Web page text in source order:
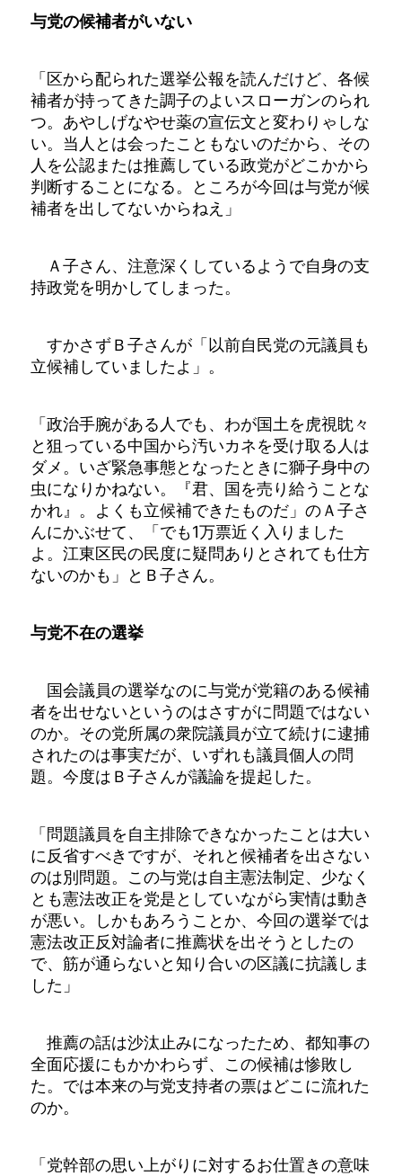
与党の候補者がいない
「区から配られた選挙公報を読んだけど、各候
補者が持ってきた調子のよいスローガンのられ
つ。あやしげなやせ薬の宣伝文と変わりゃしな
い。当人とは会ったこともないのだから、その
人を公認または推薦している政党がどこかから
判断することになる。ところが今回は与党が候
補者を出してないからねえ」
Ａ子さん、注意深くしているようで自身の支
持政党を明かしてしまった。
すかさずＢ子さんが「以前自民党の元議員も
立候補していましたよ」。
「政治手腕がある人でも、わが国土を虎視眈々
と狙っている中国から汚いカネを受け取る人は
ダメ。いざ緊急事態となったときに獅子身中の
虫になりかねない。『君、国を売り給うことな
かれ』。よくも立候補できたものだ」のＡ子さ
んにかぶせて、「でも1万票近く入りました
よ。江東区民の民度に疑問ありとされても仕方
ないのかも」とＢ子さん。
与党不在の選挙
国会議員の選挙なのに与党が党籍のある候補
者を出せないというのはさすがに問題ではない
のか。その党所属の衆院議員が立て続けに逮捕
されたのは事実だが、いずれも議員個人の問
題。今度はＢ子さんが議論を提起した。
「問題議員を自主排除できなかったことは大い
に反省すべきですが、それと候補者を出さない
のは別問題。この与党は自主憲法制定、少なく
とも憲法改正を党是としていながら実情は動き
が悪い。しかもあろうことか、今回の選挙では
憲法改正反対論者に推薦状を出そうとしたの
で、筋が通らないと知り合いの区議に抗議しま
した」
推薦の話は沙汰止みになったため、都知事の
全面応援にもかかわらず、この候補は惨敗し
た。では本来の与党支持者の票はどこに流れた
のか。
「党幹部の思い上がりに対するお仕置きの意味